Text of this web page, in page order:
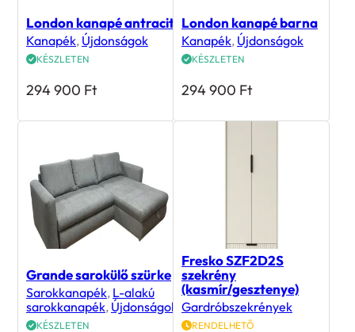
London kanapé antracit
Kanapék, Újdonságok
KÉSZLETEN
294 900 Ft
London kanapé barna
Kanapék, Újdonságok
KÉSZLETEN
294 900 Ft
Grande sarokülő szürke
Sarokkanapék, L-alakú
sarokkanapék, Újdonságok
KÉSZLETEN
Fresko SZF2D2S
szekrény
(kasmír/gesztenye)
Gardróbszekrények
RENDELHETŐ